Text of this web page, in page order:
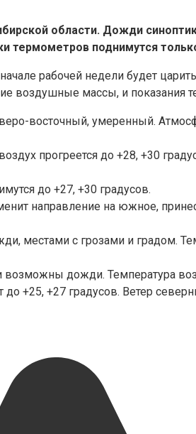
области. Дожди
термометров поднимутся
рабочей недели будет
массы, и показания
восточный, умеренный.
прогреется до +28, +30
до +27, +30 градусов.
направление на южное,
местами с грозами и градом.
возможны дожди. Температура
+25, +27 градусов. Ветер